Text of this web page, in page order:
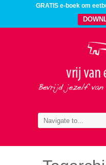
GRATIS e-boek om